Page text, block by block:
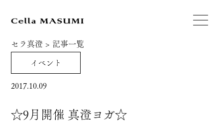
セラ真澄 > 記事一覧
イベント
2017.10.09
☆9月開催 真澄ヨガ☆